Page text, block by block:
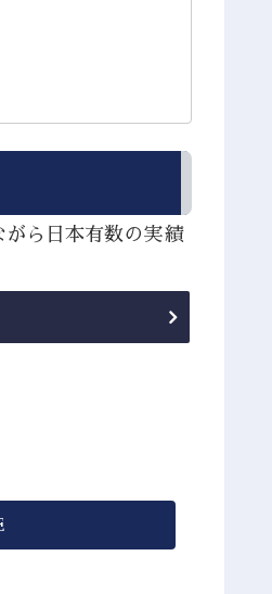
ら日本有数の実績